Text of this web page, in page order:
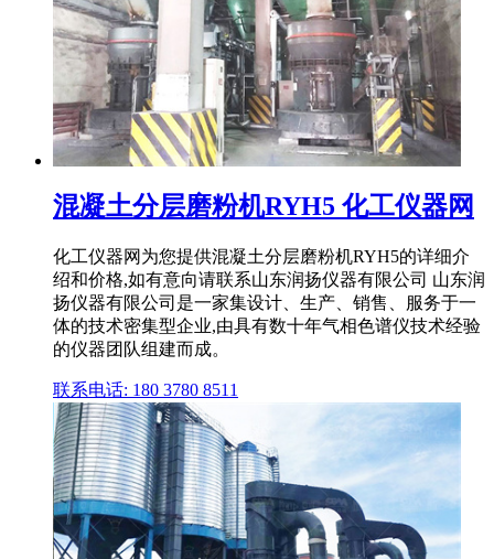
混凝土分层磨粉机RYH5 化工仪器网
化工仪器网为您提供混凝土分层磨粉机RYH5的详细介
绍和价格,如有意向请联系山东润扬仪器有限公司 山东润
扬仪器有限公司是一家集设计、生产、销售、服务于一
体的技术密集型企业,由具有数十年气相色谱仪技术经验
的仪器团队组建而成。
联系电话: 180 3780 8511